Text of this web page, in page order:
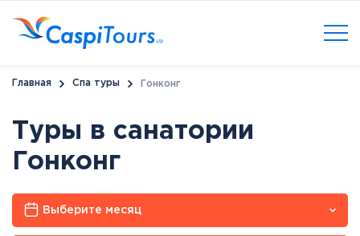
Главная Спа туры Гонконг
Туры в санатории
Гонконг
Выберите месяц